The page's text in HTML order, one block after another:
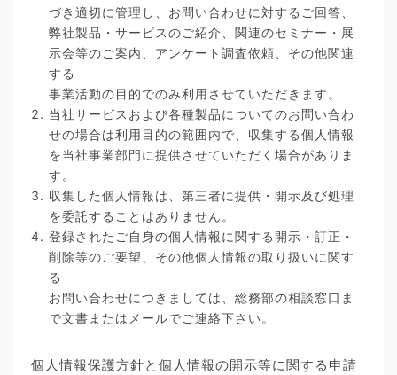
づき適切に管理し、お問い合わせに対するご回答、
弊社製品・サービスのご紹介、関連のセミナー・展
示会等のご案内、アンケート調査依頼、その他関連
する
事業活動の目的でのみ利用させていただきます。
当社サービスおよび各種製品についてのお問い合わ
せの場合は利用目的の範囲内で、収集する個人情報
を当社事業部門に提供させていただく場合がありま
す。
収集した個人情報は、第三者に提供・開示及び処理
を委託することはありません。
登録されたご自身の個人情報に関する開示・訂正・
削除等のご要望、その他個人情報の取り扱いに関す
る
お問い合わせにつきましては、総務部の相談窓口ま
で文書またはメールでご連絡下さい。
個人情報保護方針と個人情報の開示等に関する申請